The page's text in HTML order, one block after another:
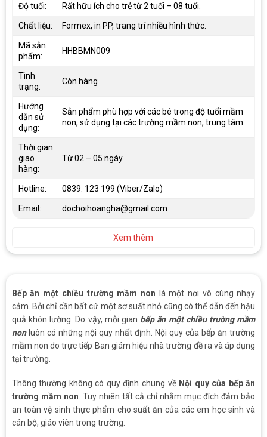
Bếp ăn một chiều trường mầm non là một nơi vô cùng nhạy
cảm. Bởi chỉ cần bất cứ một sơ suất nhỏ cũng có thể dẫn đến hậu
quả khôn lường. Do vậy, mỗi gian bếp ăn một chiều trường mầm
nonluôn có những nội quy nhất định. Nội quy của bếp ăn trường
mầm non do trực tiếp Ban giám hiệu nhà trường đề ra và áp dụng
tại trường.
Thông thường không có quy định chung về Nội quy của bếp ăn
trường mầm non . Tuy nhiên tất cả chỉ nhằm mục đích đảm bảo
an toàn vệ sinh thực phẩm cho suất ăn của các em học sinh và
cán bộ, giáo viên trong trường.
Độ tuổi: Rất hữu ích cho trẻ từ 2 tuổi – 08 tuổi.
Chất liệu: Formex, in PP, trang trí nhiều hình thức.
Mã sản
phẩm:
HHBBMN009
Tình
trạng:
Còn hàng
Hướng
dẫn sử
dụng:
Sản phẩm phù hợp với các bé trong độ tuổi mầm
non, sử dụng tại các trường mầm non, trung tâm
Thời gian
giao
hàng:
Từ 02 – 05 ngày
Hotline: 0839. 123 199 (Viber/Zalo)
Email: dochoihoangha@gmail.com
Xem thêm